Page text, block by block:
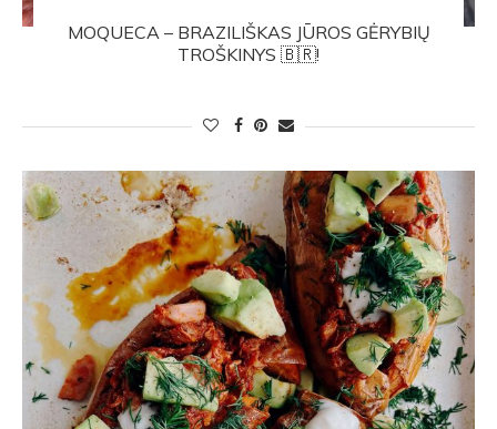
MOQUECA – BRAZILIŠKAS JŪROS GĖRYBIŲ
TROŠKINYS 🇧🇷!